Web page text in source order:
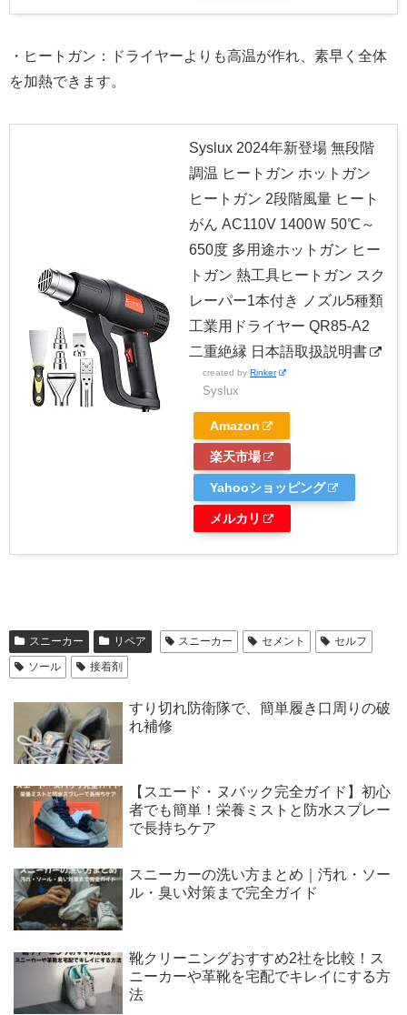
・ヒートガン：ドライヤーよりも高温が作れ、素早く全体
を加熱できます。
Syslux 2024年新登場 無段階
調温 ヒートガン ホットガン
ヒートガン 2段階風量 ヒート
がん AC110V 1400Ｗ 50℃～
650度 多用途ホットガン ヒー
トガン 熱工具ヒートガン スク
レーパー1本付き ノズル5種類
工業用ドライヤー QR85-A2
二重絶縁 日本語取扱説明書
created by Rinker
Syslux
Amazon
楽天市場
Yahooショッピング
メルカリ
スニーカー リペア スニーカー セメント
セルフ
ソール
接着剤
すり切れ防衛隊で、簡単履き口周りの破
れ補修
【スエード・ヌバック完全ガイド】初心
者でも簡単！栄養ミストと防水スプレー
で長持ちケア
スニーカーの洗い方まとめ｜汚れ・ソー
ル・臭い対策まで完全ガイド
靴クリーニングおすすめ2社を比較！ス
ニーカーや革靴を宅配でキレイにする方
法